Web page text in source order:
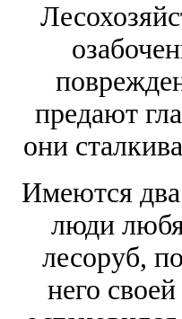
предают
они
Имеются два
люди
лесоруб,
него